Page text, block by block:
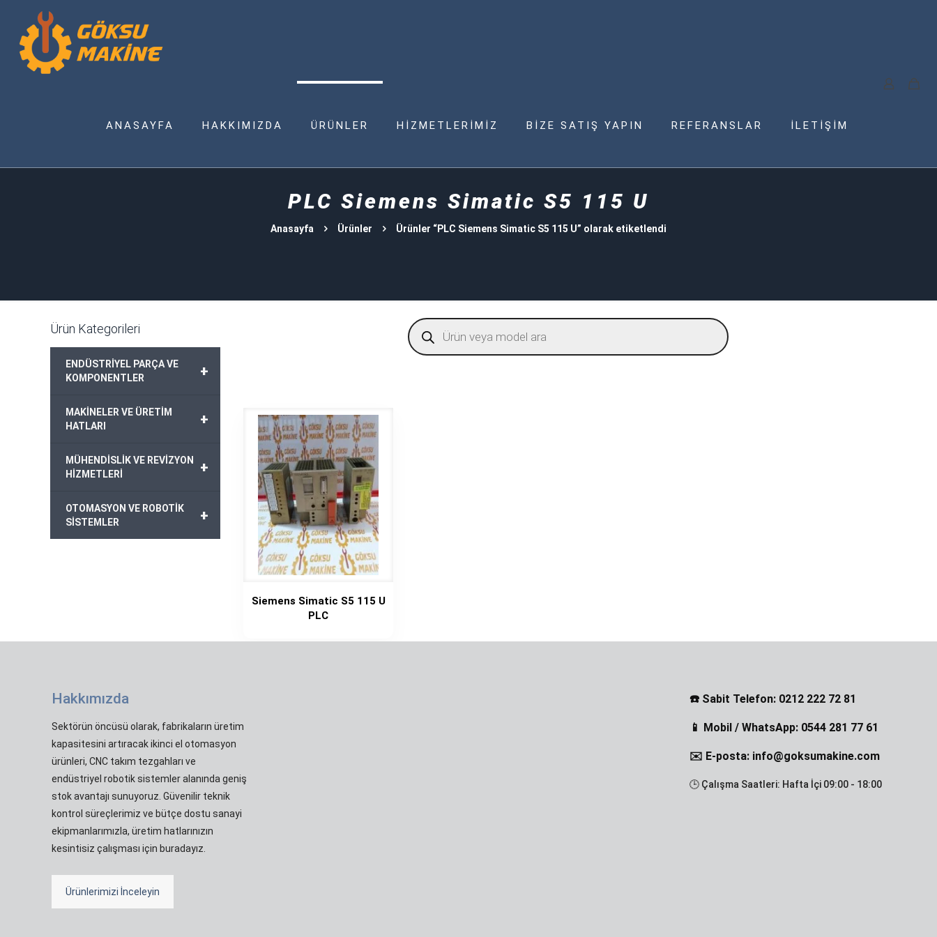
ANASAYFA HAKKIMIZDA ÜRÜNLER HİZMETLERİMİZ BİZE SATIŞ YAPIN REFERANSLAR İLETİŞİM
PLC Siemens Simatic S5 115 U
Anasayfa Ürünler Ürünler “PLC Siemens Simatic S5 115 U” olarak etiketlendi
Products
search
Siemens Simatic S5 115 U
PLC
Ürün Kategorileri
+
ENDÜSTRİYEL PARÇA VE
KOMPONENTLER
+
MAKİNELER VE ÜRETİM
HATLARI
+
MÜHENDİSLİK VE REVİZYON
HİZMETLERİ
+
OTOMASYON VE ROBOTİK
SİSTEMLER
Hakkımızda
Sektörün öncüsü olarak, fabrikaların üretim
kapasitesini artıracak ikinci el otomasyon
ürünleri, CNC takım tezgahları ve
endüstriyel robotik sistemler alanında geniş
stok avantajı sunuyoruz. Güvenilir teknik
kontrol süreçlerimiz ve bütçe dostu sanayi
ekipmanlarımızla, üretim hatlarınızın
kesintisiz çalışması için buradayız.
Ürünlerimizi İnceleyin
☎️ Sabit Telefon: 0212 222 72 81
📱 Mobil / WhatsApp: 0544 281 77 61
✉️ E-posta: info@goksumakine.com
🕒 Çalışma Saatleri: Hafta İçi 09:00 - 18:00